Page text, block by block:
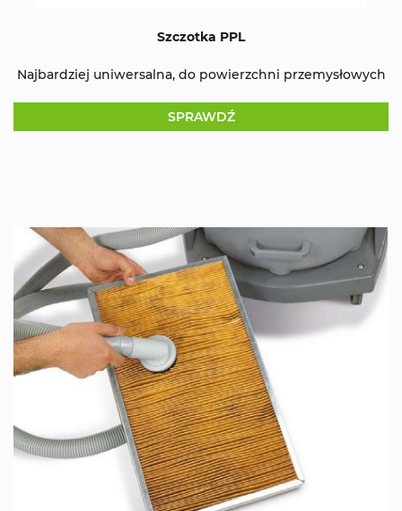
Szczotka PPL
Najbardziej uniwersalna, do powierzchni przemysłowych
SPRAWDŹ